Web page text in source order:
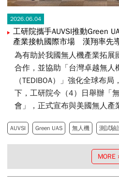
2026.06.04
工研院攜手AUVSI推動Green
產業接軌國際市場 漢翔率先
為有助於我國無人機產業拓展
合作，並協助「台灣卓越無人
（TEDIBOA）」強化全球布
下，工研院今（4）日舉辦「
會」，正式宣布與美國無人產
的第三方認可評鑑機構，並成
（Green UAS）」，使臺灣成
機構，協助臺灣業者取得認證
AUVSI Green UAS 無人機 測試驗
MORE